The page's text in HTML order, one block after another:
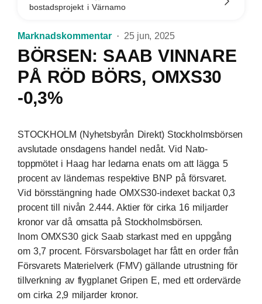
bostadsprojekt i Värnamo
Marknadskommentar 25 jun, 2025
BÖRSEN: SAAB VINNARE
PÅ RÖD BÖRS, OMXS30
-0,3%
STOCKHOLM (Nyhetsbyrån Direkt) Stockholmsbörsen
avslutade onsdagens handel nedåt. Vid Nato-
toppmötet i Haag har ledarna enats om att lägga 5
procent av ländernas respektive BNP på försvaret.
Vid börsstängning hade OMXS30-indexet backat 0,3
procent till nivån 2.444. Aktier för cirka 16 miljarder
kronor var då omsatta på Stockholmsbörsen.
Inom OMXS30 gick Saab starkast med en uppgång
om 3,7 procent. Försvarsbolaget har fått en order från
Försvarets Materielverk (FMV) gällande utrustning för
tillverkning av flygplanet Gripen E, med ett ordervärde
om cirka 2,9 miljarder kronor.